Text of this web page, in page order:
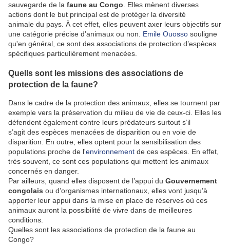
sauvegarde de la faune au Congo . Elles mènent diverses
actions dont le but principal est de protéger la diversité
animale du pays. À cet effet, elles peuvent axer leurs objectifs sur
une catégorie précise d’animaux ou non. Emile Ouosso souligne
qu'en général, ce sont des associations de protection d’espèces
spécifiques particulièrement menacées.
Quells sont les missions des associations de
protection de la faune?
Dans le cadre de la protection des animaux, elles se tournent par
exemple vers la préservation du milieu de vie de ceux-ci. Elles les
défendent également contre leurs prédateurs surtout s’il
s’agit des espèces menacées de disparition ou en voie de
disparition. En outre, elles optent pour la sensibilisation des
populations proche de l'environnement de ces espèces. En effet,
très souvent, ce sont ces populations qui mettent les animaux
concernés en danger.
Par ailleurs, quand elles disposent de l’appui du Gouvernement
congolais ou d’organismes internationaux, elles vont jusqu’à
apporter leur appui dans la mise en place de réserves où ces
animaux auront la possibilité de vivre dans de meilleures
conditions.
Quelles sont les associations de protection de la faune au
Congo?